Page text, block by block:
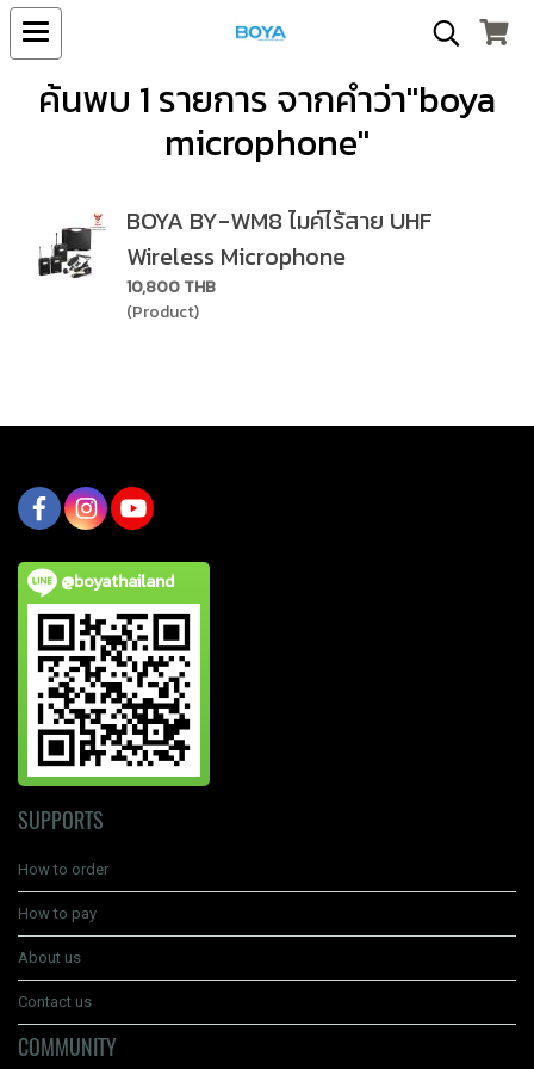
ค้นพบ 1 รายการ จากคำว่า"boya
microphone"
BOYA BY-WM8 ไมค์ไร้สาย UHF
Wireless Microphone
10,800 THB
(Product)
@boyathailand
SUPPORTS
How to order
How to pay
About us
Contact us
COMMUNITY